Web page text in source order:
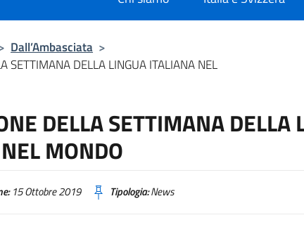
Dall’Ambasciata >
SETTIMANA DELLA LINGUA ITALIANA NEL
DELLA SETTIMANA DELLA
MONDO
15 Ottobre 2019 Tipologia:News